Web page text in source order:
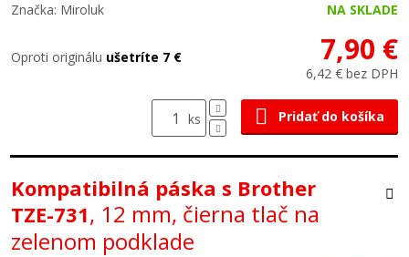
Značka: Miroluk NA SKLADE
Oproti originálu ušetríte 7 € 7,90 €
6,42 € bez DPH
ks Pridať do košíka
Kompatibilná páska s Brother
TZE-731, 12 mm, čierna tlač na
zelenom podklade